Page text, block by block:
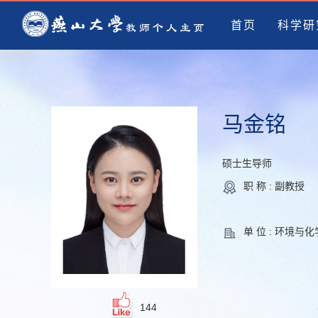
首页 科学
144
马金铭
硕士生导师
职 称 : 副教授
单 位 : 环境与化